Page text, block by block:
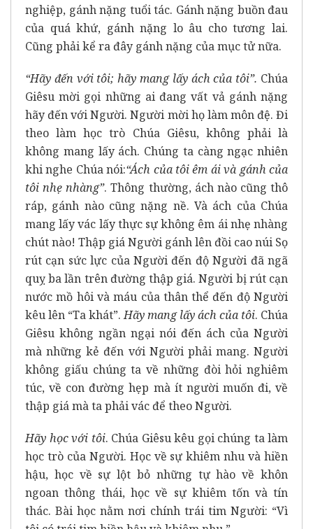
nghiệp, gánh nặng tuổi tác. Gánh nặng buồn đau
của quá khứ, gánh nặng lo âu cho tương lai.
Cũng phải kể ra đây gánh nặng của mục tử nữa.
“Hãy đến với tôi; hãy mang lấy ách của tôi”. Chúa
Giêsu mời gọi những ai đang vất vả gánh nặng
hãy đến với Người. Người mời họ làm môn đệ. Đi
theo làm học trò Chúa Giêsu, không phải là
không mang lấy ách. Chúng ta càng ngạc nhiên
khi nghe Chúa nói:“Ách của tôi êm ái và gánh của
tôi nhẹ nhàng”. Thông thường, ách nào cũng thô
ráp, gánh nào cũng nặng nề. Và ách của Chúa
mang lấy vác lấy thực sự không êm ái nhẹ nhàng
chút nào! Thập giá Người gánh lên đồi cao núi Sọ
rút cạn sức lực của Người đến độ Người đã ngã
quỵ ba lần trên đường thập giá. Người bị rút cạn
nước mồ hôi và máu của thân thể đến độ Người
kêu lên “Ta khát”.Hãy mang lấy ách của tôi. Chúa
Giêsu không ngần ngại nói đến ách của Người
mà những kẻ đến với Người phải mang. Người
không giấu chúng ta về những đòi hỏi nghiêm
túc, về con đường hẹp mà ít người muốn đi, về
thập giá mà ta phải vác để theo Người.
Hãy học với tôi. Chúa Giêsu kêu gọi chúng ta làm
học trò của Người. Học về sự khiêm nhu và hiền
hậu, học về sự lột bỏ những tự hào về khôn
ngoan thông thái, học về sự khiêm tốn và tín
thác. Bài học nằm nơi chính trái tim Người: “Vì